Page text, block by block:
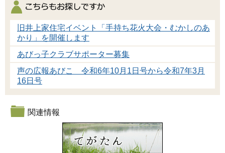
旧井上家住宅イベント「手持ち花火大会・むかしのあ
かり」を開催します
あびっ子クラブサポーター募集
声の広報あびこ 令和6年10月1日号から令和7年3月
16日号
関連情報